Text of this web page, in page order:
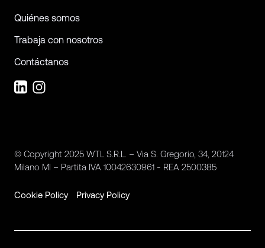
Quiénes somos
Trabaja con nosotros
Contáctanos
© Copyright 2025 WTL S.R.L. – Via S. Gregorio, 34, 20124
Milano MI – Partita IVA 10042630961 - REA 2500385
Cookie Policy Privacy Policy